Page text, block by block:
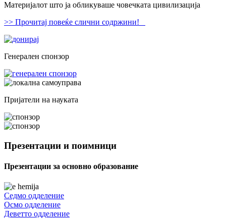
Материјалот што ја обликуваше човечката цивилизација
>> Прочитај повеќе слични содржини!
Генерален спонзор
Пријатели на науката
Презентации и поимници
Презентации за основно образование
Седмо одделение
Осмо одделение
Деветто одделение